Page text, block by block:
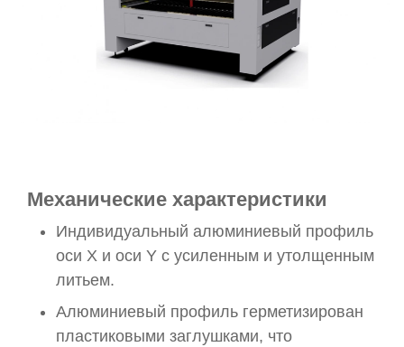
Механические характеристики
Индивидуальный алюминиевый профиль
оси X и оси Y с усиленным и утолщенным
литьем.
Алюминиевый профиль герметизирован
пластиковыми заглушками, что